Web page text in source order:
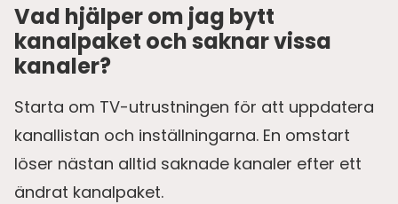
Vad hjälper om jag bytt
kanalpaket och saknar vissa
kanaler?
Starta om TV-utrustningen för att uppdatera
kanallistan och inställningarna. En omstart
löser nästan alltid saknade kanaler efter ett
ändrat kanalpaket.